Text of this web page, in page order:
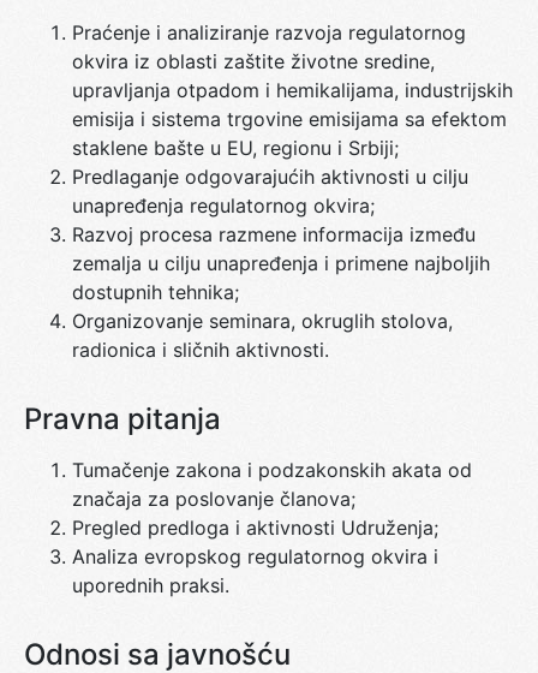
Praćenje i analiziranje razvoja regulatornog
okvira iz oblasti zaštite životne sredine,
upravljanja otpadom i hemikalijama, industrijskih
emisija i sistema trgovine emisijama sa efektom
staklene bašte u EU, regionu i Srbiji;
Predlaganje odgovarajućih aktivnosti u cilju
unapređenja regulatornog okvira;
Razvoj procesa razmene informacija između
zemalja u cilju unapređenja i primene najboljih
dostupnih tehnika;
Organizovanje seminara, okruglih stolova,
radionica i sličnih aktivnosti.
Pravna pitanja
Tumačenje zakona i podzakonskih akata od
značaja za poslovanje članova;
Pregled predloga i aktivnosti Udruženja;
Analiza evropskog regulatornog okvira i
uporednih praksi.
Odnosi sa javnošću